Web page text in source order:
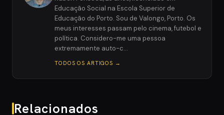
Educação Social na Escola Superior de
Educação do Porto. Sou de Valongo, Porto. Os
meus interesses passam pelo cinema, futebol e
política. Considero-me uma pessoa
extremamente auto-c…
TODOS OS ARTIGOS →
Relacionados